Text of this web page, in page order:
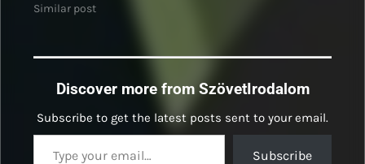
festegetek és új
Similar post
Discover more from SzövetIrodalom
Subscribe to get the latest posts sent to your email.
Type your email…
Subscribe